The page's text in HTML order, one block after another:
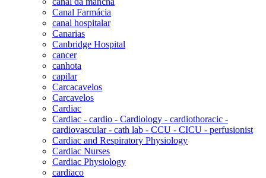
Canal Farmácia
canal hospitalar
Canarias
Canbridge Hospital
cancer
canhota
capilar
Carcacavelos
Carcavelos
Cardiac
Cardiac - cardio - Cardiology - cardiothoracic -
cardiovascular - cath lab - CCU - CICU - perfusionist
Cardiac and Respiratory Physiology
Cardiac Nurses
Cardiac Physiology
cardiaco